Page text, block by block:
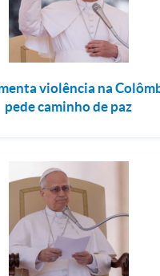
violência na
pede caminho de paz